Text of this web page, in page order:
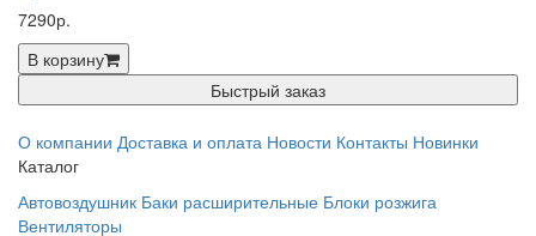
7290р.
В корзину
Быстрый заказ
О компании Доставка и оплата Новости Контакты Новинки
Каталог
Автовоздушник Баки расширительные Блоки розжига
Вентиляторы